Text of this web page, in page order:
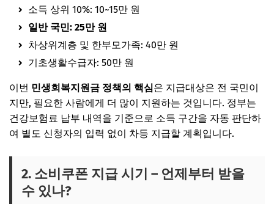
소득 상위 10%: 10~15만 원
일반 국민: 25만 원
차상위계층 및 한부모가족: 40만 원
기초생활수급자: 50만 원
이번 민생회복지원금 정책의 핵심은 지급대상은 전 국민이
지만, 필요한 사람에게 더 많이 지원하는 것입니다. 정부는
건강보험료 납부 내역을 기준으로 소득 구간을 자동 판단하
여 별도 신청자의 입력 없이 차등 지급할 계획입니다.
2. 소비쿠폰 지급 시기 – 언제부터 받을
수 있나?